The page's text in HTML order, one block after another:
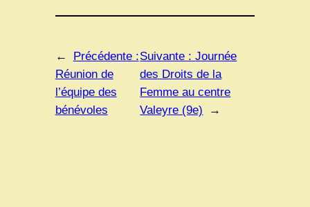
←
Précédente :
Réunion de
l’équipe des
bénévoles
Suivante :Journée
des Droits de la
Femme au centre
Valeyre (9e)
→